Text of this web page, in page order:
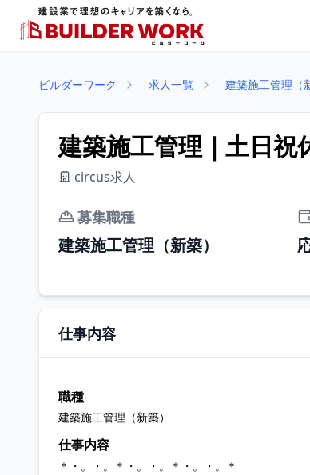
ビルダーワーク 求人一覧 建築施工管理（
建築施工管理｜土日
circus求人
募集職種
建築施工管理（新築）
仕事内容
職種
建築施工管理（新築）
仕事内容
＊・。・。＊・。・。＊・。・。＊